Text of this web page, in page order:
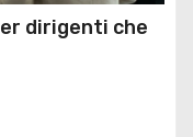
dirigenti che